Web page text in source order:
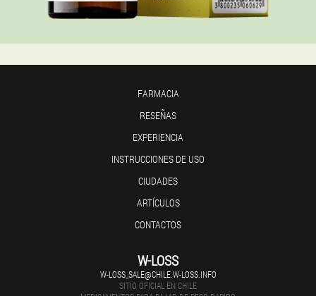
FARMACIA
RESEÑAS
EXPERIENCIA
INSTRUCCIONES DE USO
CIUDADES
ARTÍCULOS
CONTACTOS
W-LOSS
W-LOSS_SALE@CHILE.W-LOSS.INFO
SITIO OFICIAL EN CHILE